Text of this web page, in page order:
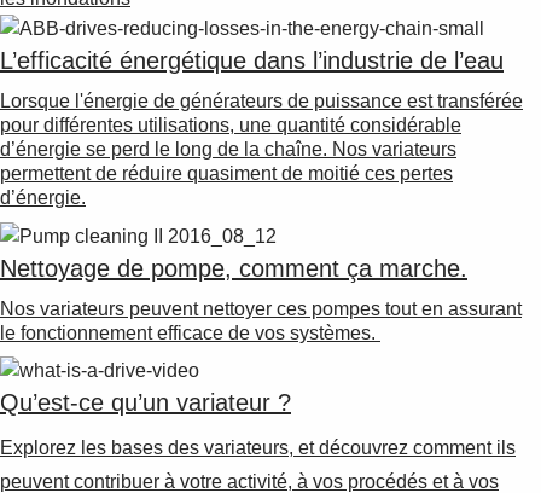
L’efficacité énergétique dans l’industrie de l’eau
Lorsque l'énergie de générateurs de puissance est transférée
pour différentes utilisations, une quantité considérable
d’énergie se perd le long de la chaîne. Nos variateurs
permettent de réduire quasiment de moitié ces pertes
d’énergie.
Nettoyage de pompe, comment ça marche.
Nos variateurs peuvent nettoyer ces pompes tout en assurant
le fonctionnement efficace de vos systèmes.
Qu’est-ce qu’un variateur ?
Explorez les bases des variateurs, et découvrez comment ils
peuvent contribuer à votre activité, à vos procédés et à vos